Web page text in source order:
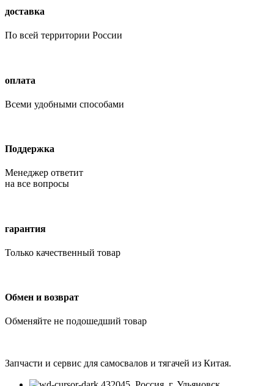
доставка
По всей территории России
оплата
Всеми удобными способами
Поддержка
Менеджер ответит
на все вопросы
гарантия
Только качественный товар
Обмен и возврат
Обменяйте не подошедший товар
Запчасти и сервис для самосвалов и тягачей из Китая.